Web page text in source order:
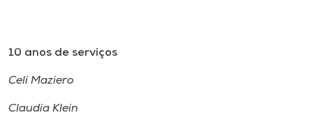
10 anos de serviços
Celí Maziero
Claudia Klein